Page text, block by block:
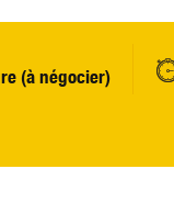
(à négocier)